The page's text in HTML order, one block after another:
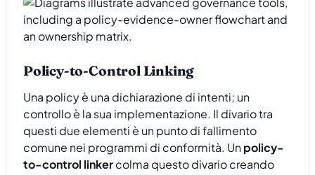
Policy-to-Control Linking
Una policy è una dichiarazione di intenti; un
controllo è la sua implementazione. Il divario tra
questi due elementi è un punto di fallimento
comune nei programmi di conformità. Unpolicy-
to-control linkercolma questo divario creando